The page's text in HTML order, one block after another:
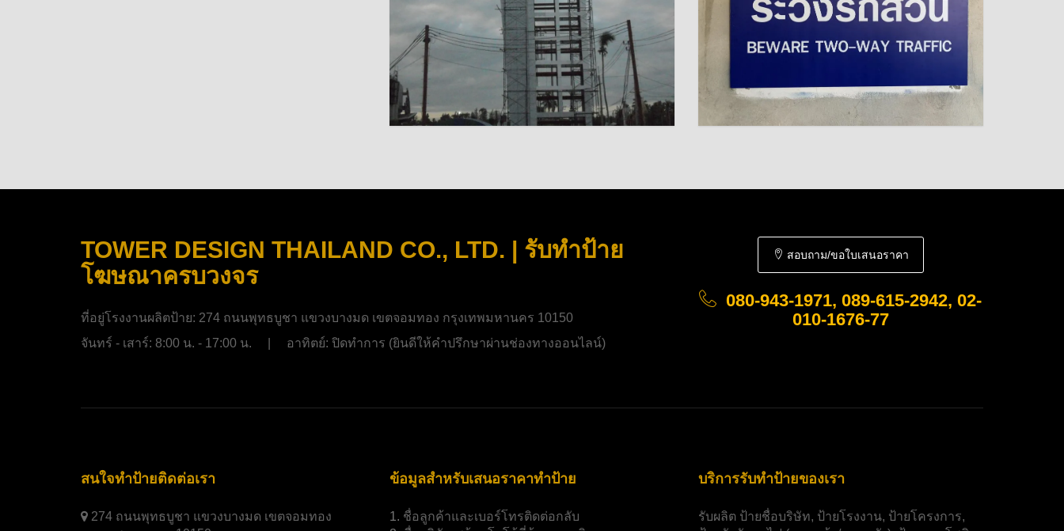
TOWER DESIGN THAILAND CO., LTD. | รับทำป้าย
โฆษณาครบวงจร
ที่อยู่โรงงานผลิตป้าย: 274 ถนนพุทธบูชา แขวงบางมด เขตจอมทอง กรุงเทพมหานคร 10150
จันทร์ - เสาร์: 8:00 น. - 17:00 น. | อาทิตย์: ปิดทำการ (ยินดีให้คำปรึกษาผ่านช่องทางออนไลน์)
สอบถาม/ขอใบเสนอราคา
080-943-1971, 089-615-2942, 02-
010-1676-77
สนใจทำป้ายติดต่อเรา
274 ถนนพุทธบูชา แขวงบางมด เขตจอมทอง
ข้อมูลสำหรับเสนอราคาทำป้าย
1. ชื่อลูกค้าและเบอร์โทรติดต่อกลับ
บริการรับทำป้ายของเรา
รับผลิต ป้ายชื่อบริษัท, ป้ายโรงงาน, ป้ายโครงการ,